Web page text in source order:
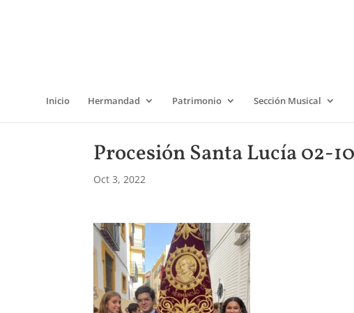
Inicio Hermandad Patrimonio Sección Musical
Procesión Santa Lucía 02-
Oct 3, 2022